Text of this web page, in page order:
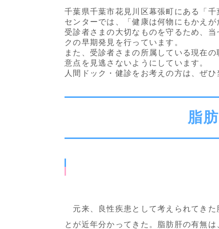
千葉県千葉市花見川区幕張町にある「
センターでは、「健康は何物にもか
受診者さまの大切なものを守るため、
クの早期発見を行っています。
また、受診者さまの所属している現在
意点を見逃さないよ
人間ドック・健診をお考えの方は、ぜ
脂
元来、良性疾患として考えられてき
とが近年分かってきた。脂肪肝の有無